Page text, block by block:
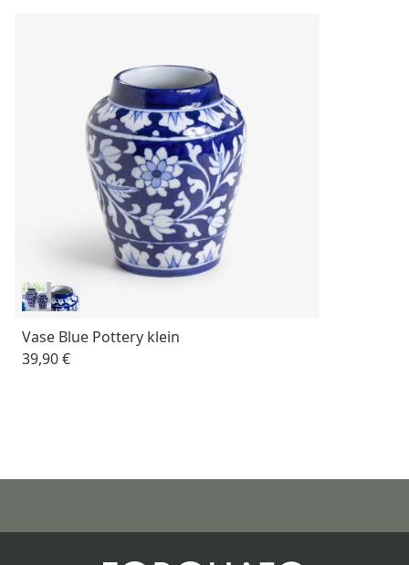
Vase Blue Pottery klein
39,90 €